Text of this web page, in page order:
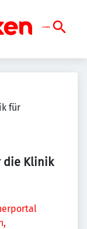
für
die Klinik